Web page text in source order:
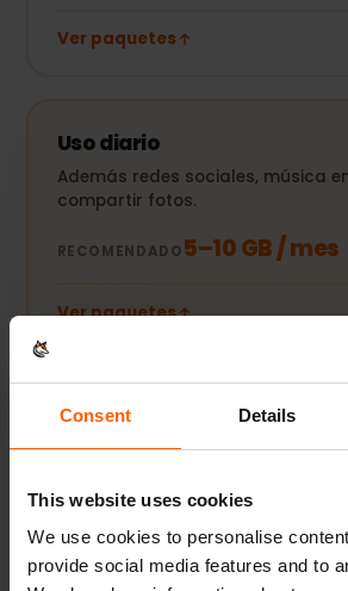
Consent Details
This website uses cookies
We use cookies to personalise
provide social media features and to
Ver paquetes
Uso diario
Además redes sociales, música
compartir fotos.
RECOMENDADO5–10 GB / mes
Ver paquetes
Streaming y hotspot
Vídeos, videollamadas y
20 GB+ o
Ver paquetes